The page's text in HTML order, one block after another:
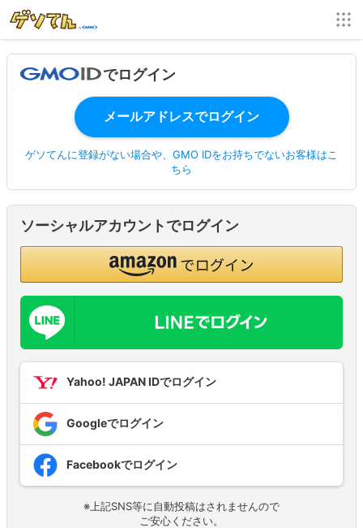
でログイン
ゲソてんに登録がない場合や、GMO IDをお持ちでないお客様はこ
ちら
ソーシャルアカウントでログイン
Yahoo! JAPAN IDでログイン
Googleでログイン
Facebookでログイン
※上記SNS等に自動投稿はされませんので
ご安心ください。